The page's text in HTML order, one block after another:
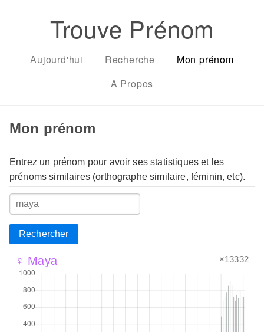
Trouve Prénom
Aujourd'hui Recherche
Mon prénom
A Propos
Mon prénom
Entrez un prénom pour avoir ses statistiques et les
prénoms similaires (orthographe similaire, féminin, etc).
Rechercher
♀ Maya ×13332